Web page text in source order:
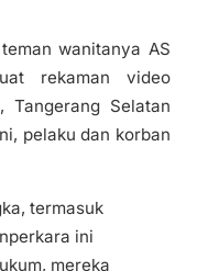
wanitanya AS
rekaman video
Tangerang Selatan
pelaku dan korban
termasuk
ini
mereka